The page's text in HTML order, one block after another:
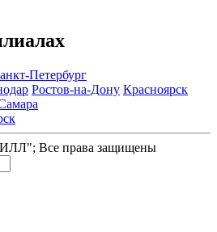
Петербург
Ростов-на-Дону Красноярск
Все права защищены